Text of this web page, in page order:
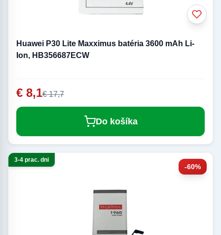
Huawei P30 Lite Maxximus batéria 3600 mAh Li-
Ion, HB356687ECW
€ 8,1€ 17,7
Do košíka
-60%
3-4 prac. dni